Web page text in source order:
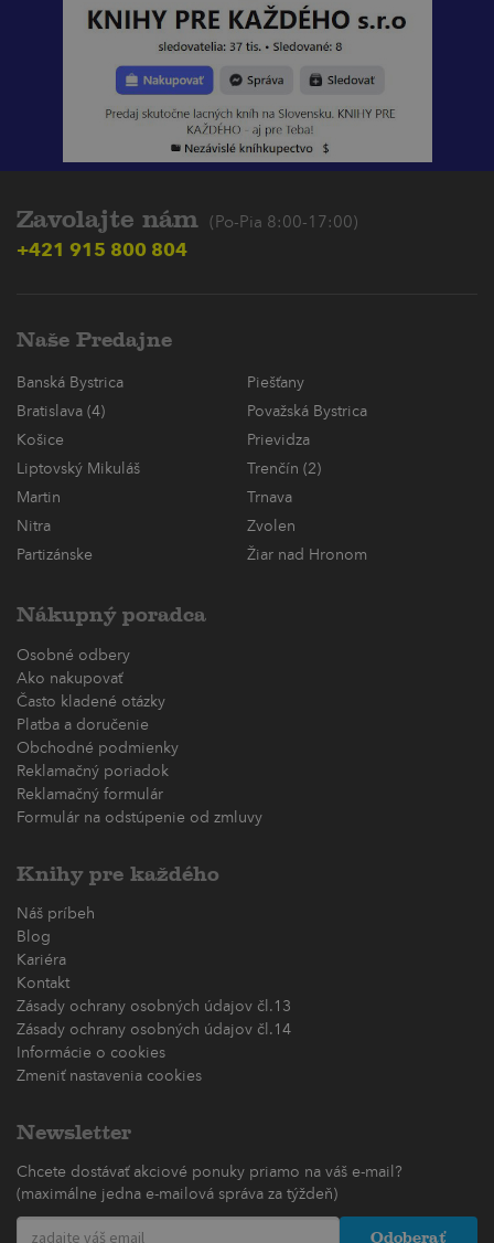
Zavolajte nám (Po-Pia 8:00-17:00)
+421 915 800 804
Naše Predajne
Banská Bystrica
Piešťany
Bratislava (4)
Považská Bystrica
Košice
Prievidza
Liptovský Mikuláš
Trenčín (2)
Martin
Trnava
Nitra
Zvolen
Partizánske
Žiar nad Hronom
Nákupný poradca
Osobné odbery
Ako nakupovať
Často kladené otázky
Platba a doručenie
Obchodné podmienky
Reklamačný poriadok
Reklamačný formulár
Formulár na odstúpenie od zmluvy
Knihy pre každého
Náš príbeh
Blog
Kariéra
Kontakt
Zásady ochrany osobných údajov čl.13
Zásady ochrany osobných údajov čl.14
Informácie o cookies
Zmeniť nastavenia cookies
Newsletter
Chcete dostávať akciové ponuky priamo na váš e-mail?
(maximálne jedna e-mailová správa za týždeň)
Odoberať